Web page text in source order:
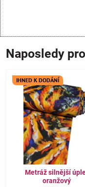
Naposledy
IHNED K DODÁNÍ
Metráž silnější
oranžový